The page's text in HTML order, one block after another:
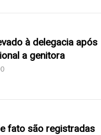
à delegacia após
a genitora
fato são registradas